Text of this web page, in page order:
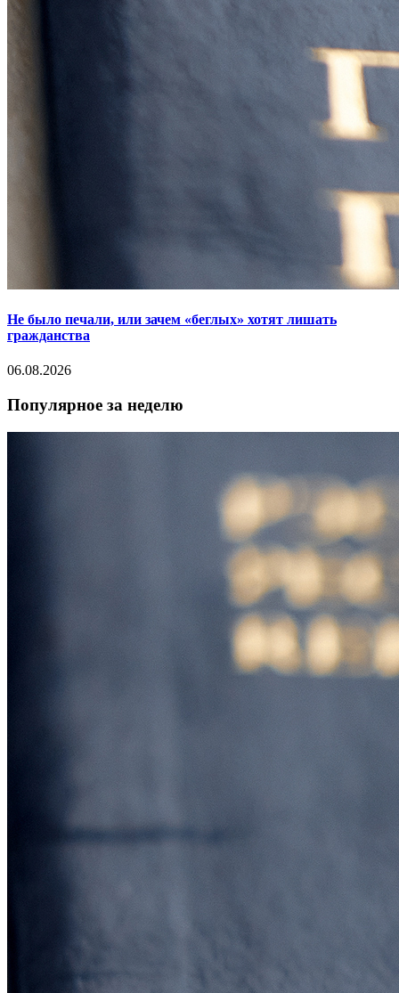
Не было печали, или зачем «беглых» хотят лишать
гражданства
06.08.2026
Популярное за неделю